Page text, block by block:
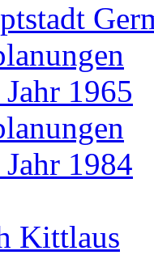
1965
Jahr 1984
Kittlaus